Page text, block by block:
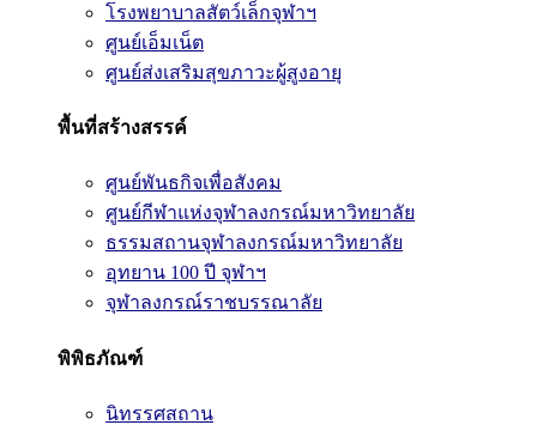
โรงพยาบาลสัตว์เล็กจุฬาฯ
ศูนย์เอ็มเน็ต
ศูนย์ส่งเสริมสุขภาวะผู้สูงอายุ
พื้นที่สร้างสรรค์
ศูนย์พันธกิจเพื่อสังคม
ศูนย์กีฬาแห่งจุฬาลงกรณ์มหาวิทยาลัย
ธรรมสถานจุฬาลงกรณ์มหาวิทยาลัย
อุทยาน 100 ปี จุฬาฯ
จุฬาลงกรณ์ราชบรรณาลัย
พิพิธภัณฑ์
นิทรรศสถาน